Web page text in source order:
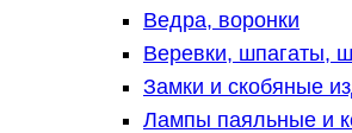
Ведра, воронки
Веревки, шпагаты,
Замки и скобяные
Лампы паяльные и